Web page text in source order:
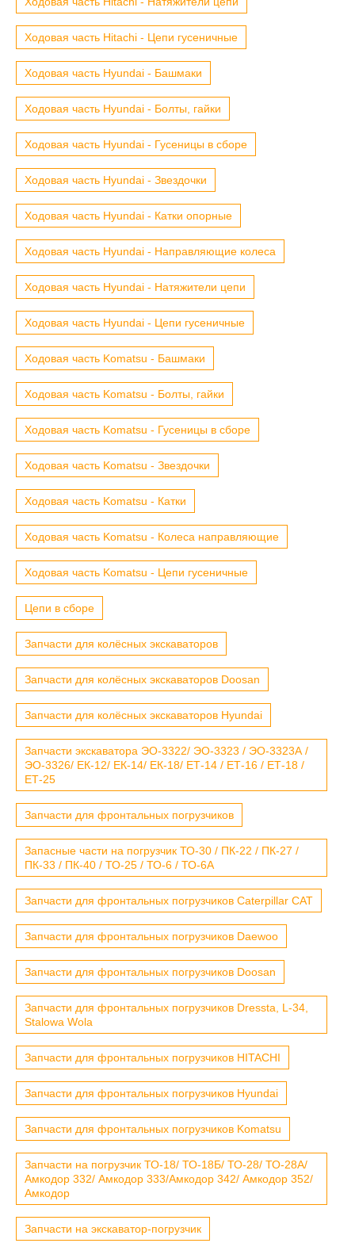
Ходовая часть Hitachi - Цепи гусеничные
Ходовая часть Hyundai - Башмаки
Ходовая часть Hyundai - Болты, гайки
Ходовая часть Hyundai - Гусеницы в сборе
Ходовая часть Hyundai - Звездочки
Ходовая часть Hyundai - Катки опорные
Ходовая часть Hyundai - Направляющие колеса
Ходовая часть Hyundai - Натяжители цепи
Ходовая часть Hyundai - Цепи гусеничные
Ходовая часть Komatsu - Башмаки
Ходовая часть Komatsu - Болты, гайки
Ходовая часть Komatsu - Гусеницы в сборе
Ходовая часть Komatsu - Звездочки
Ходовая часть Komatsu - Катки
Ходовая часть Komatsu - Колеса направляющие
Ходовая часть Komatsu - Цепи гусеничные
Цепи в сборе
Запчасти для колёсных экскаваторов
Запчасти для колёсных экскаваторов Doosan
Запчасти для колёсных экскаваторов Hyundai
Запчасти экскаватора ЭО-3322/ ЭО-3323 / ЭО-3323А /
ЭО-3326/ ЕК-12/ ЕК-14/ ЕК-18/ ЕТ-14 / ЕТ-16 / ЕТ-18 /
ЕТ-25
Запчасти для фронтальных погрузчиков
Запасные части на погрузчик ТО-30 / ПК-22 / ПК-27 /
ПК-33 / ПК-40 / ТО-25 / ТО-6 / ТО-6А
Запчасти для фронтальных погрузчиков Caterpillar CAT
Запчасти для фронтальных погрузчиков Daewoo
Запчасти для фронтальных погрузчиков Doosan
Запчасти для фронтальных погрузчиков Dressta, L-34,
Stalowa Wola
Запчасти для фронтальных погрузчиков HITACHI
Запчасти для фронтальных погрузчиков Hyundai
Запчасти для фронтальных погрузчиков Komatsu
Запчасти на погрузчик ТО-18/ ТО-18Б/ ТО-28/ ТО-28А/
Амкодор 332/ Амкодор 333/Амкодор 342/ Амкодор 352/
Амкодор
Запчасти на экскаватор-погрузчик